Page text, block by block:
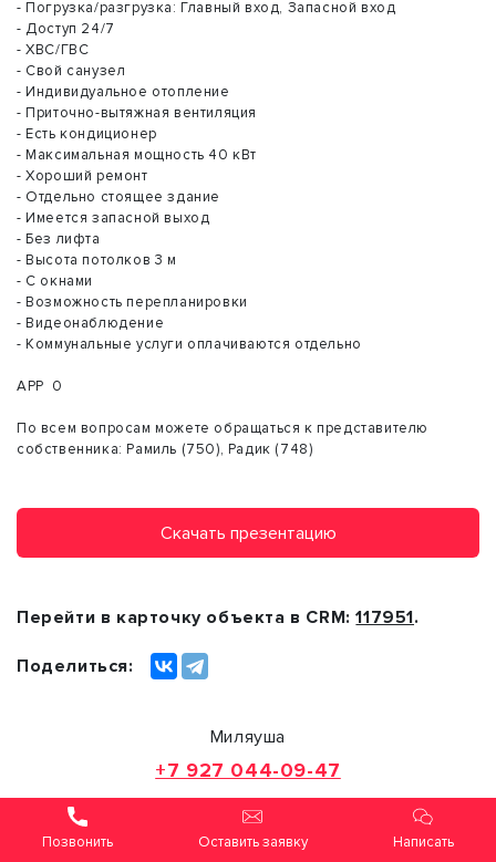
- Погрузка/разгрузка: Главный вход, Запасной вход
- Доступ 24/7
- ХВС/ГВС
- Свой санузел
- Индивидуальное отопление
- Приточно-вытяжная вентиляция
- Есть кондиционер
- Максимальная мощность 40 кВт
- Хороший ремонт
- Отдельно стоящее здание
- Имеется запасной выход
- Без лифта
- Высота потолков 3 м
- С окнами
- Возможность перепланировки
- Видеонаблюдение
- Коммунальные услуги оплачиваются отдельно
АРР 0
По всем вопросам можете обращаться к представителю
собственника: Рамиль (750), Радик (748)
Скачать презентацию
Перейти в карточку объекта в CRM:117951.
Поделиться:
Миляуша
+7 927 044-09-47
или оставьте ваш номер, и я перезвоню в течение 30
минут
Оставить заявку Написать